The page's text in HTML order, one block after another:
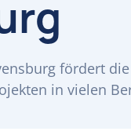
fördert
in vielen